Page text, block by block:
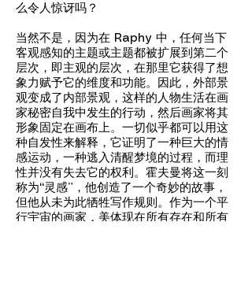
么令人惊讶吗？
当然不是，因为在 Raphy 中，任何当下
客观感知的主题或主题都被扩展到第二个
层次，即主观的层次，在那里它获得了想
象力赋予它的维度和功能。因此，外部景
观变成了内部景观，这样的人物生活在画
家秘密自我中发生的行动，然后画家将其
形象固定在画布上。一切似乎都可以用这
种自发性来解释，它证明了一种巨大的情
感运动，一种逃入清醒梦境的过程，而理
性并没有失去它的权利。霍夫曼将这一刻
称为“灵感”，他创造了一个奇妙的故事，
但他从未为此牺牲写作规则。作为一个平
行宇宙的画家，美体现在所有存在和所有